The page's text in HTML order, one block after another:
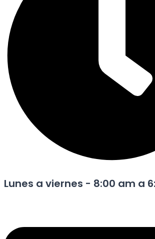
Lunes a viernes - 8:00 am a